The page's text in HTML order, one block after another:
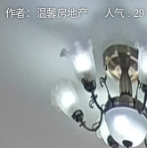
作者：温馨房地产 人气 : 29